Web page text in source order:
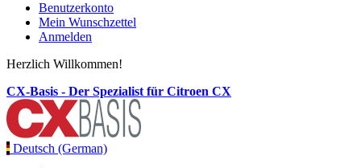
Benutzerkonto
Mein Wunschzettel
Anmelden
Herzlich Willkommen!
CX-Basis - Der Spezialist für Citroen CX
Deutsch (German)